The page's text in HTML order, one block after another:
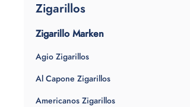
Zigarillos
Zigarillo Marken
Agio Zigarillos
Al Capone Zigarillos
Americanos Zigarillos